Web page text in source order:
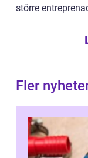
större
Fler